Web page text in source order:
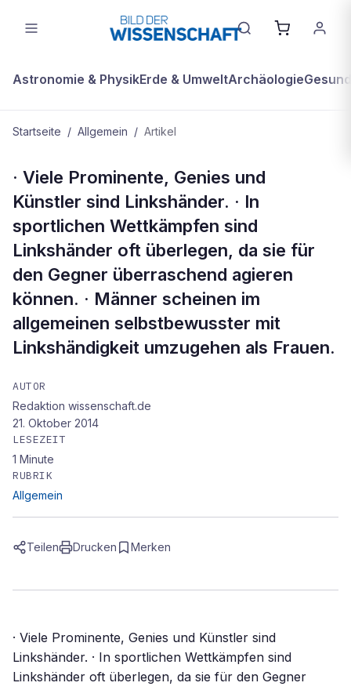
Astronomie & PhysikErde & UmweltArchäologie
Startseite / Allgemein / Artikel
Kompakt
· Viele Prominente, Genies und
Künstler sind Linkshänder. · In
sportlichen Wettkämpfen sind
Linkshänder oft überlegen, da sie für
den Gegner überraschend agieren
können. · Männer scheinen im
allgemeinen selbstbewusster mit
Linkshändigkeit umzugehen als Frauen.
AUTOR
Redaktion wissenschaft.de
21. Oktober 2014
LESEZEIT
1 Minute
RUBRIK
Allgemein
Teilen Drucken Merken
· Viele Prominente, Genies und Künstler sind
Linkshänder. · In sportlichen Wettkämpfen sind
Linkshänder oft überlegen, da sie für den Gegner